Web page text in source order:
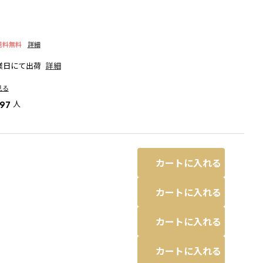
料無料 詳細
日にて出荷 詳細
る
人
カートに入れる
カートに入れる
カートに入れる
カートに入れる